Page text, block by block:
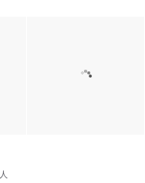
人